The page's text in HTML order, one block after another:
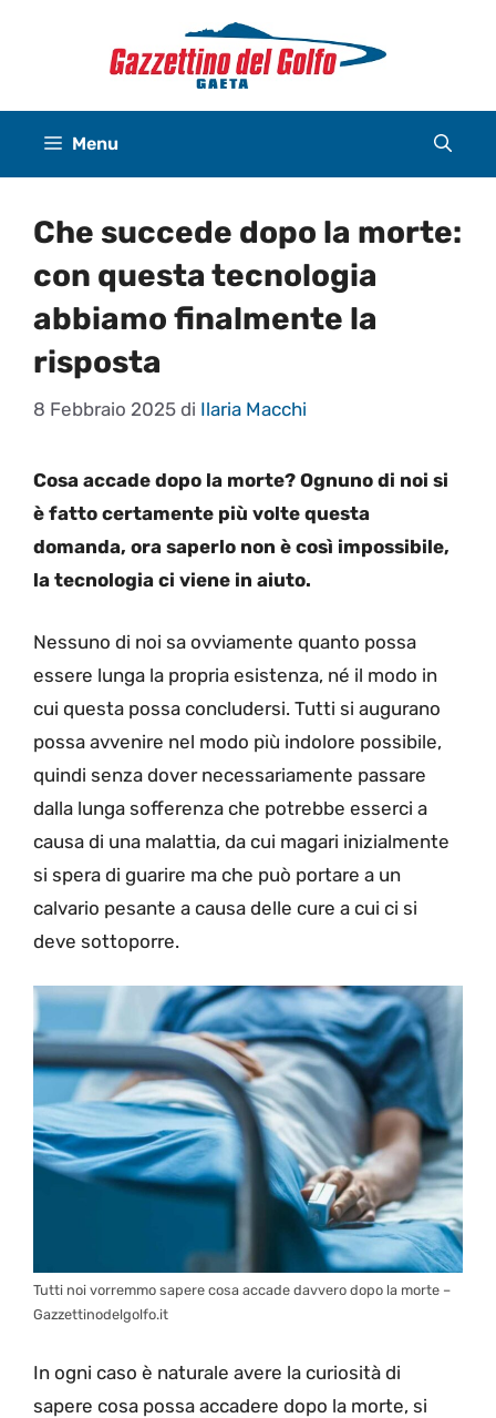
Menu
Che succede dopo la morte:
con questa tecnologia
abbiamo finalmente la
risposta
8 Febbraio 2025 di Ilaria Macchi
Cosa accade dopo la morte? Ognuno di noi si
è fatto certamente più volte questa
domanda, ora saperlo non è così impossibile,
la tecnologia ci viene in aiuto.
Nessuno di noi sa ovviamente quanto possa
essere lunga la propria esistenza, né il modo in
cui questa possa concludersi. Tutti si augurano
possa avvenire nel modo più indolore possibile,
quindi senza dover necessariamente passare
dalla lunga sofferenza che potrebbe esserci a
causa di una malattia, da cui magari inizialmente
si spera di guarire ma che può portare a un
calvario pesante a causa delle cure a cui ci si
deve sottoporre.
Tutti noi vorremmo sapere cosa accade davvero dopo la morte –
Gazzettinodelgolfo.it
In ogni caso è naturale avere la curiosità di
sapere cosa possa accadere dopo la morte, si